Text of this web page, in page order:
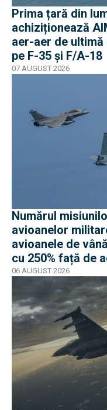
Prima țară din
achiziționează
aer-aer de
pe F-35 și F/A-18
07 AUGUST 2026
Numărul
avioanelor
avioanele de
cu 250% față de
trecut
06 AUGUST 2026